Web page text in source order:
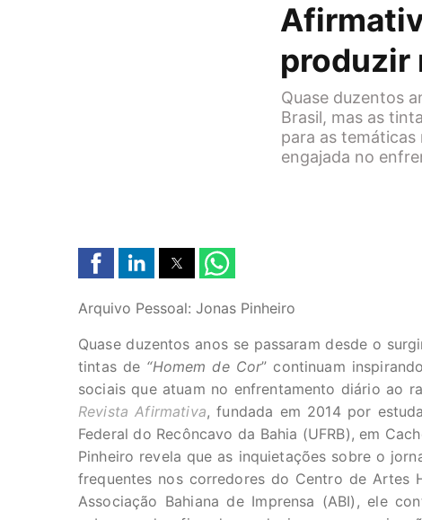
produzir
Quase duzentos
Brasil, mas as
para as temáticas
engajada no
Arquivo Pessoal: Jonas Pinheiro
Quase duzentos anos se passaram desde o
tintas de “Homem de Cor” continuam
sociais que atuam no enfrentamento diário ao
Revista Afirmativa, fundada em 2014 por
Federal do Recôncavo da Bahia (UFRB), em
Pinheiro revela que as inquietações sobre o
frequentes nos corredores do Centro de Artes
Associação Bahiana de Imprensa (ABI), ele